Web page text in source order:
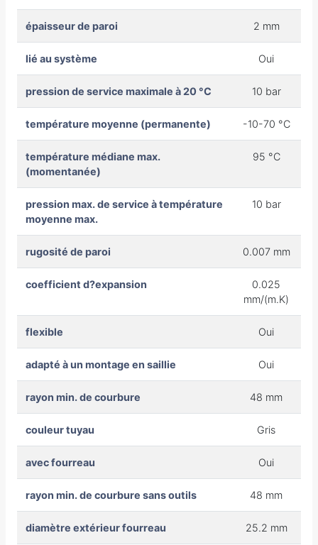
épaisseur de paroi 2 mm
lié au système Oui
pression de service maximale à 20 °C 10 bar
température moyenne (permanente) -10-70 °C
température médiane max.
(momentanée)
95 °C
pression max. de service à température
moyenne max.
10 bar
rugosité de paroi 0.007 mm
coefficient d?expansion
0.025
mm/(m.K)
flexible Oui
adapté à un montage en saillie Oui
rayon min. de courbure 48 mm
couleur tuyau Gris
avec fourreau Oui
rayon min. de courbure sans outils 48 mm
diamètre extérieur fourreau 25.2 mm